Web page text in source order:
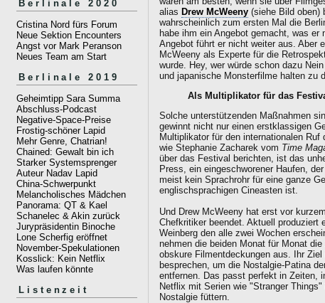
Berlinale 2020
Cristina Nord fürs Forum
Neue Sektion Encounters
Angst vor Mark Peranson
Neues Team am Start
Berlinale 2019
Geheimtipp Sara Summa
Abschluss-Podcast
Negative-Space-Preise
Frostig-schöner Lapid
Mehr Genre, Chatrian!
Chained: Gewalt bin ich
Starker Systemsprenger
Auteur Nadav Lapid
China-Schwerpunkt
Melancholisches Mädchen
Panorama: QT & Kael
Schanelec & Akin zurück
Jurypräsidentin Binoche
Lone Scherfig eröffnet
November-Spekulationen
Kosslick: Kein Netflix
Was laufen könnte
Listenzeit
alias Drew McWeeny (siehe Bild oben)
wahrscheinlich zum ersten Mal die
habe ihm ein Angebot gemacht, was er
Angebot führt er nicht weiter aus. Aber
McWeeny als Experte für die
wurde. Hey, wer würde schon dazu
und japanische Monsterfilme halten zu
Als Multiplikator für das
Solche unterstützenden Maßnahmen
gewinnt nicht nur einen erstklassigen
Multiplikator für den internationalen
wie Stephanie Zacharek vom Time
über das Festival berichten, ist das
Press, ein eingeschworener Haufen,
meist kein Sprachrohr für eine ganze
englischsprachigen Cineasten ist.
Und Drew McWeeny hat erst vor
Chefkritiker beendet. Aktuell produziert
Weinberg den alle zwei Wochen
nehmen die beiden Monat für Monat
obskure Filmentdeckungen aus. Ihr
besprechen, um die Nostalgie-Patina
entfernen. Das passt perfekt in Zeiten,
Netflix mit Serien wie "Stranger
Nostalgie füttern.